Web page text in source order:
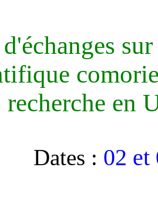
d'échanges
recherche en
Dates : 02 et